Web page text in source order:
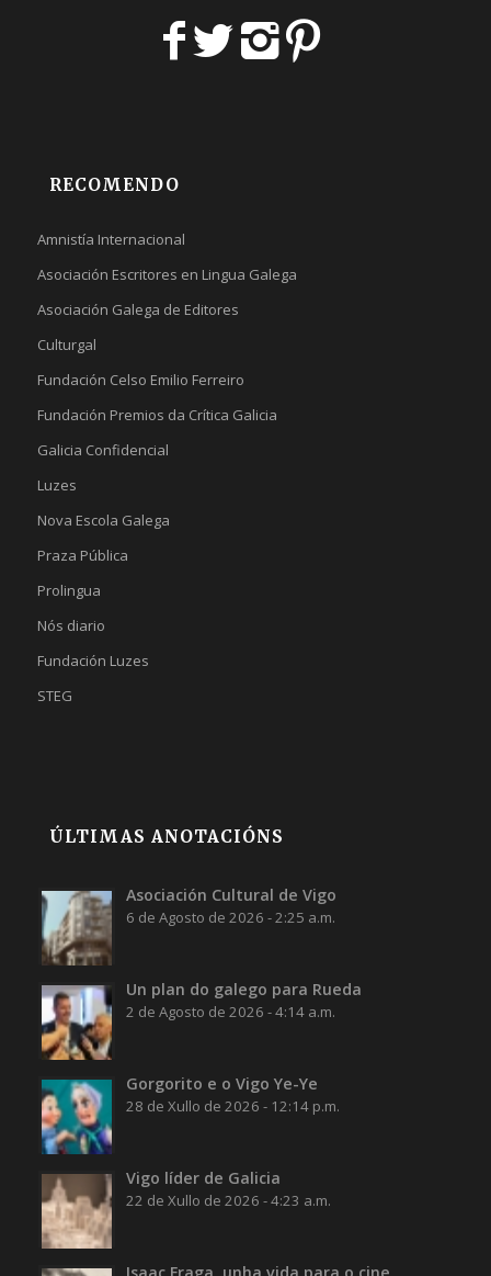
RECOMENDO
Amnistía Internacional
Asociación Escritores en Lingua Galega
Asociación Galega de Editores
Culturgal
Fundación Celso Emilio Ferreiro
Fundación Premios da Crítica Galicia
Galicia Confidencial
Luzes
Nova Escola Galega
Praza Pública
Prolingua
Nós diario
Fundación Luzes
STEG
ÚLTIMAS ANOTACIÓNS
Asociación Cultural de Vigo
6 de Agosto de 2026 - 2:25 a.m.
Un plan do galego para Rueda
2 de Agosto de 2026 - 4:14 a.m.
Gorgorito e o Vigo Ye-Ye
28 de Xullo de 2026 - 12:14 p.m.
Vigo líder de Galicia
22 de Xullo de 2026 - 4:23 a.m.